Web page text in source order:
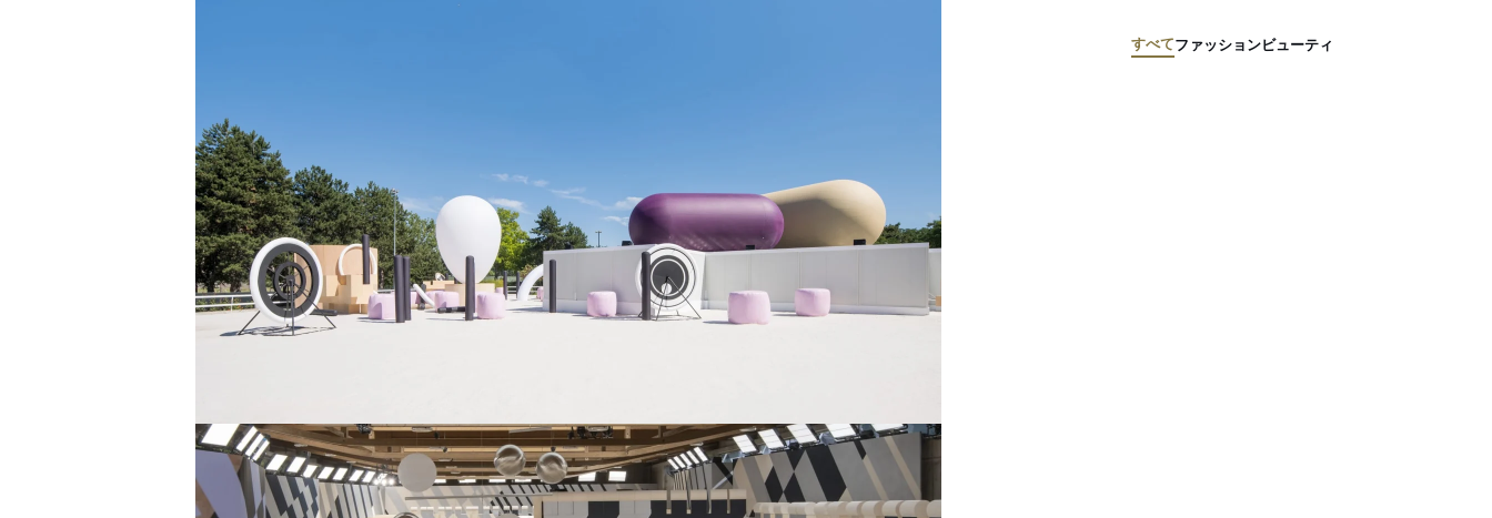
すべてファッションビューティ